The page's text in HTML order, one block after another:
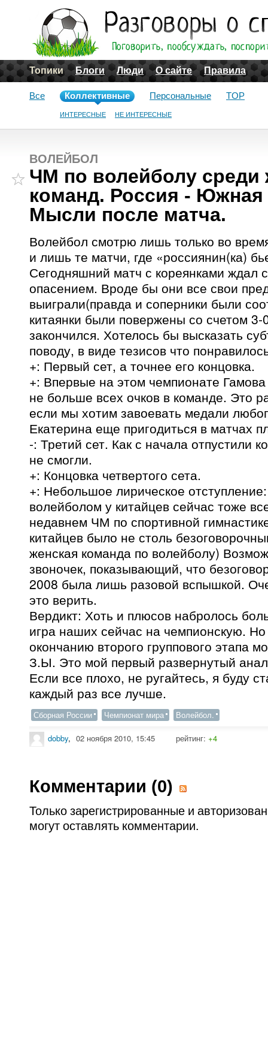
Топики Блоги Люди О сайте Правила
Все Коллективные
ИНТЕРЕСНЫЕ НЕ ИНТЕРЕСНЫЕ
Персональные TOP
ВОЛЕЙБОЛ
ЧМ по волейболу среди
команд. Россия - Южная
Мысли после матча.
Волейбол смотрю лишь только во
и лишь те матчи, где «россиянин(ка)
Сегодняшний матч с кореянками ждал
опасением. Вроде бы они все свои
выиграли(правда и соперники были
китаянки были повержены со счетом
закончился. Хотелось бы высказать
поводу, в виде тезисов что
+: Первый сет, а точнее его концовка.
+: Впервые на этом чемпионате
не больше всех очков в команде. Это
если мы хотим завоевать медали
Екатерина еще пригодиться в матчах
-: Третий сет. Как с начала отпустили
не смогли.
+: Концовка четвертого сета.
+: Небольшое лирическое
волейболом у китайцев сейчас тоже
недавнем ЧМ по спортивной
китайцев было не столь
женская команда по волейболу)
звоночек, показывающий, что
2008 была лишь разовой вспышкой.
это верить.
Вердикт: Хоть и плюсов набролось
игра наших сейчас на чемпионскую.
окончанию второго группового этапа
З.Ы. Это мой первый развернутый
Если все плохо, не ругайтесь, я буду
каждый раз все лучше.
Сборная России Чемпионат мира Волейбол.
dobby, 02 ноября 2010, 15:45 рейтинг: +4
Комментарии (0)
Только зарегистрированные и
могут оставлять комментарии.